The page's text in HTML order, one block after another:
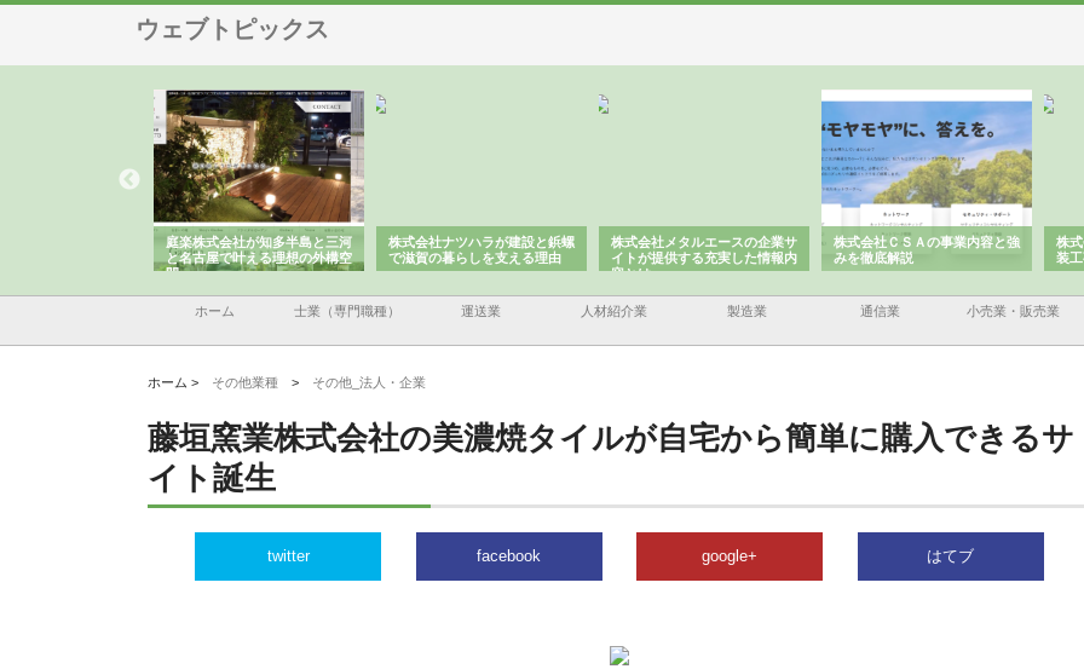
ウェブトピックス
庭楽株式会社が知多半島と三河
と名古屋で叶える理想の外構空
間
株式会社ナツハラが建設と鋲螺
で滋賀の暮らしを支える理由
株式会社メタルエースの企業サ
イトが提供する充実した情報内
容とは
株式会社ＣＳＡの事業内容と強
みを徹底解説
株
装
ホーム 士業（専門職種） 運送業 人材紹介業 製造業 通信業 小売業・販売業
ホーム > その他業種 > その他_法人・企業
藤垣窯業株式会社の美濃焼タイルが自宅から簡単に購入できるサ
イト誕生
twitter facebook google+ はてブ